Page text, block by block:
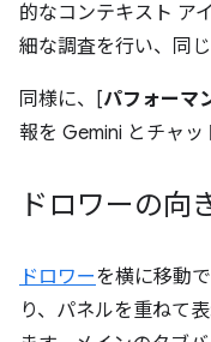
的なコンテキスト ア
細な調査を行い、同
同様に、[パフォーマ
報を Gemini とチャッ
ドロワーの向
ドロワーを横に移動
り、パネルを重ねて